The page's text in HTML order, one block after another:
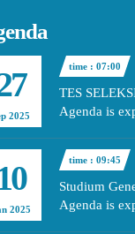
2025
time : 07:00
TES
Agenda is
2025
time : 09:45
Studium
Agenda is